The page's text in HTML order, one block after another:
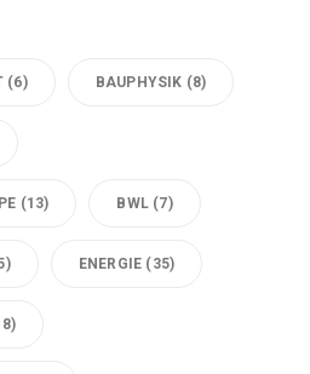
(6) BAUPHYSIK (8)
(13) BWL (7)
ENERGIE (35)